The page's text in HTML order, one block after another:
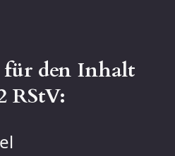
den Inhalt
RStV: